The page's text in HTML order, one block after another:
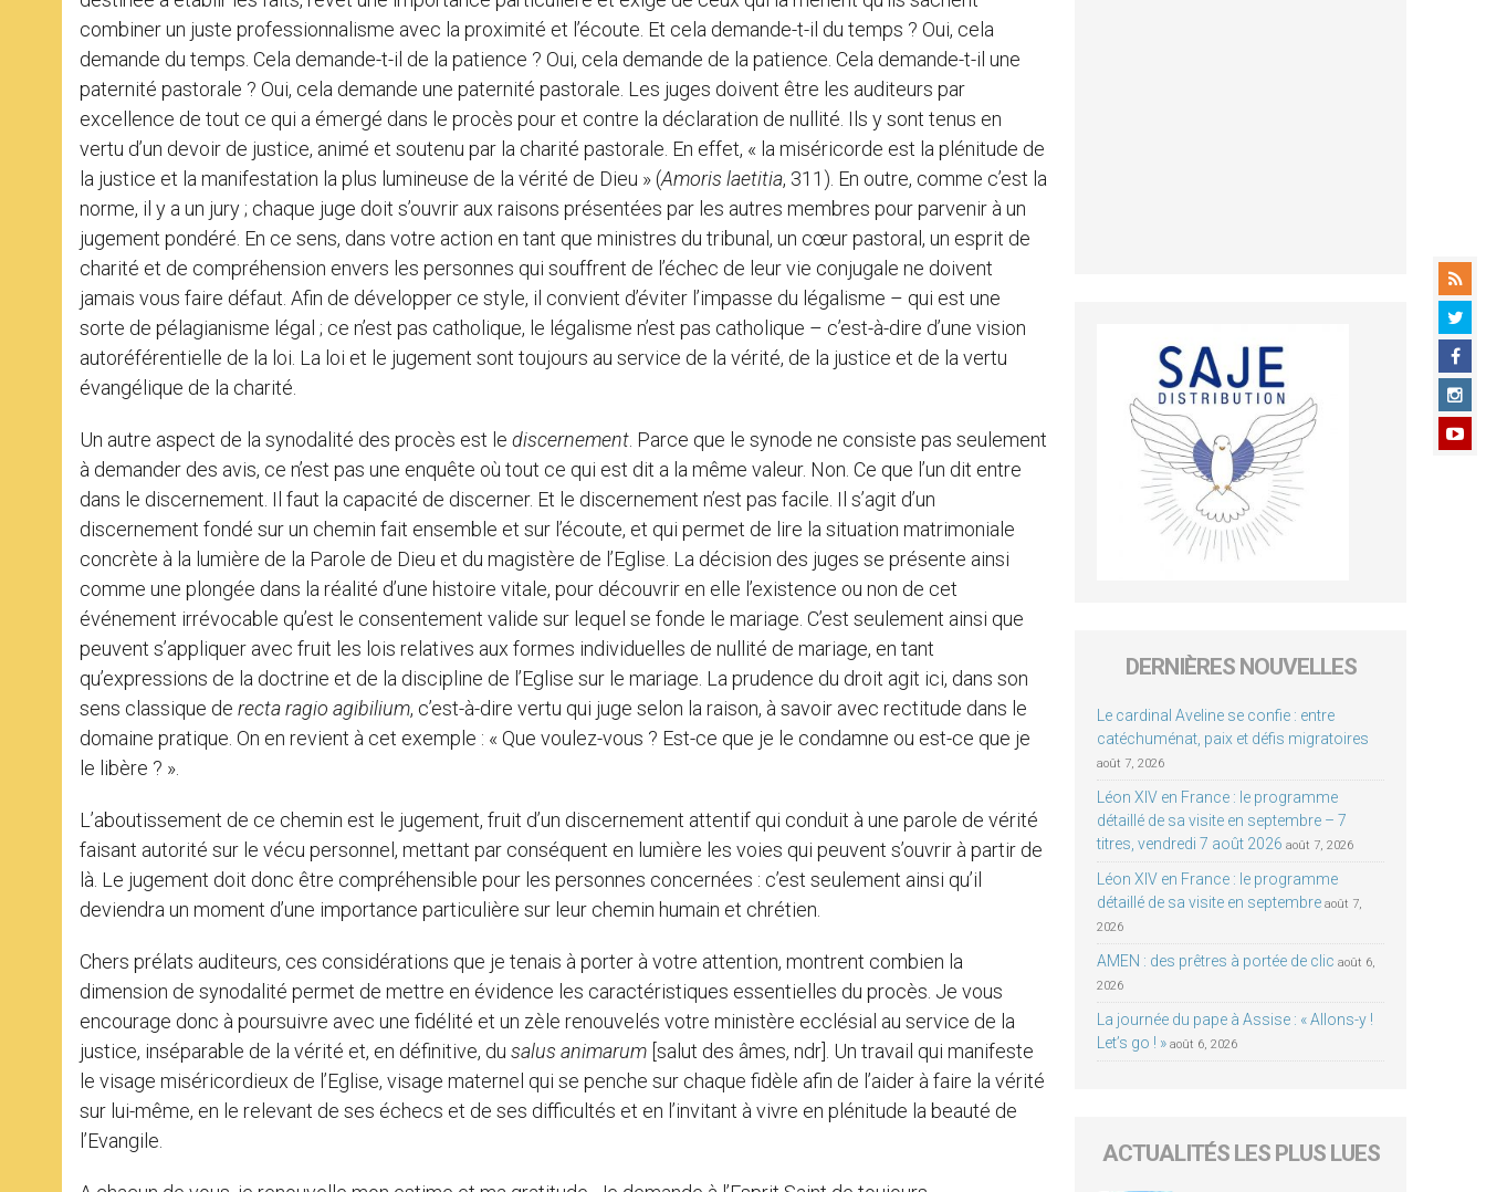
combiner un juste professionnalisme avec la proximité et l’écoute. Et cela demande-t-il du temps ? Oui, cela
demande du temps. Cela demande-t-il de la patience ? Oui, cela demande de la patience. Cela demande-t-il une
paternité pastorale ? Oui, cela demande une paternité pastorale. Les juges doivent être les auditeurs par
excellence de tout ce qui a émergé dans le procès pour et contre la déclaration de nullité. Ils y sont tenus en
vertu d’un devoir de justice, animé et soutenu par la charité pastorale. En effet, « la miséricorde est la plénitude de
la justice et la manifestation la plus lumineuse de la vérité de Dieu » (Amoris laetitia, 311). En outre, comme c’est la
norme, il y a un jury ; chaque juge doit s’ouvrir aux raisons présentées par les autres membres pour parvenir à un
jugement pondéré. En ce sens, dans votre action en tant que ministres du tribunal, un cœur pastoral, un esprit de
charité et de compréhension envers les personnes qui souffrent de l’échec de leur vie conjugale ne doivent
jamais vous faire défaut. Afin de développer ce style, il convient d’éviter l’impasse du légalisme – qui est une
sorte de pélagianisme légal ; ce n’est pas catholique, le légalisme n’est pas catholique – c’est-à-dire d’une vision
autoréférentielle de la loi. La loi et le jugement sont toujours au service de la vérité, de la justice et de la vertu
évangélique de la charité.
Un autre aspect de la synodalité des procès est le discernement . Parce que le synode ne consiste pas seulement
à demander des avis, ce n’est pas une enquête où tout ce qui est dit a la même valeur. Non. Ce que l’un dit entre
dans le discernement. Il faut la capacité de discerner. Et le discernement n’est pas facile. Il s’agit d’un
discernement fondé sur un chemin fait ensemble et sur l’écoute, et qui permet de lire la situation matrimoniale
concrète à la lumière de la Parole de Dieu et du magistère de l’Eglise. La décision des juges se présente ainsi
comme une plongée dans la réalité d’une histoire vitale, pour découvrir en elle l’existence ou non de cet
événement irrévocable qu’est le consentement valide sur lequel se fonde le mariage. C’est seulement ainsi que
peuvent s’appliquer avec fruit les lois relatives aux formes individuelles de nullité de mariage, en tant
qu’expressions de la doctrine et de la discipline de l’Eglise sur le mariage. La prudence du droit agit ici, dans son
sens classique de recta ragio agibilium, c’est-à-dire vertu qui juge selon la raison, à savoir avec rectitude dans le
domaine pratique. On en revient à cet exemple : « Que voulez-vous ? Est-ce que je le condamne ou est-ce que je
le libère ? ».
L’aboutissement de ce chemin est le jugement, fruit d’un discernement attentif qui conduit à une parole de vérité
faisant autorité sur le vécu personnel, mettant par conséquent en lumière les voies qui peuvent s’ouvrir à partir de
là. Le jugement doit donc être compréhensible pour les personnes concernées : c’est seulement ainsi qu’il
deviendra un moment d’une importance particulière sur leur chemin humain et chrétien.
Chers prélats auditeurs, ces considérations que je tenais à porter à votre attention, montrent combien la
dimension de synodalité permet de mettre en évidence les caractéristiques essentielles du procès. Je vous
encourage donc à poursuivre avec une fidélité et un zèle renouvelés votre ministère ecclésial au service de la
justice, inséparable de la vérité et, en définitive, du salus animarum [salut des âmes, ndr]. Un travail qui manifeste
le visage miséricordieux de l’Eglise, visage maternel qui se penche sur chaque fidèle afin de l’aider à faire la vérité
sur lui-même, en le relevant de ses échecs et de ses difficultés et en l’invitant à vivre en plénitude la beauté de
l’Evangile.
DERNIÈRES NOUVELLES
Le cardinal Aveline se confie : entre
catéchuménat, paix et défis migratoires
août 7, 2026
Léon XIV en France : le programme
détaillé de sa visite en septembre – 7
titres, vendredi 7 août 2026 août 7, 2026
Léon XIV en France : le programme
détaillé de sa visite en septembre août 7,
2026
AMEN : des prêtres à portée de clic août 6,
2026
La journée du pape à Assise : « Allons-y !
Let’s go ! » août 6, 2026
ACTUALITÉS LES PLUS LUES